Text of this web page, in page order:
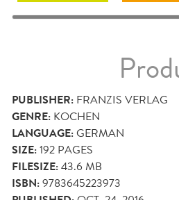
PUBLISHER: FRANZIS VERLAG
GENRE: KOCHEN
LANGUAGE:GERMAN
SIZE:192 PAGES
FILESIZE:43.6 MB
ISBN:9783645223973